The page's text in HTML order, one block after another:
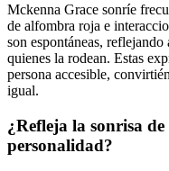
Mckenna Grace sonríe
de alfombra roja e
son espontáneas,
quienes la rodean. Estas
persona accesible,
igual.
¿Refleja la sonrisa
personalidad?